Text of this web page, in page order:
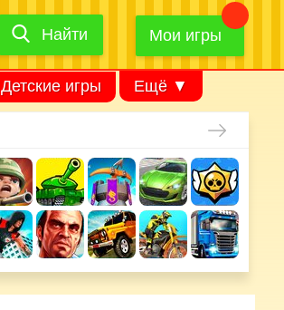
Найти
Найти Мои игры
Детские игры Ещё ▼